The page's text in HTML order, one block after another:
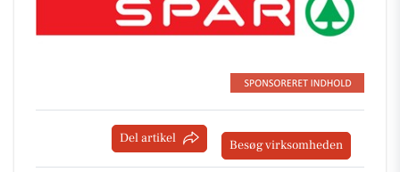
Del artikel Besøg virksomheden